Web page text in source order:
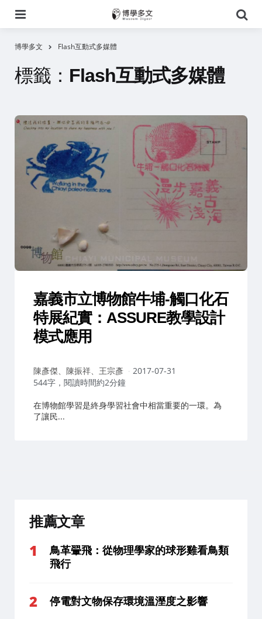
尋
博學多文 Flash互動式多媒體
標籤： Flash互動式多媒體
嘉義市立博物館牛埔-觸口化石
特展紀實：ASSURE教學設計
模式應用
作
者：
陳彥傑、陳振祥、王宗彥
2017-07-31
544字，閱讀時間約2分鐘
在博物館學習是終身學習社會中相當重要的一環。為
了讓民...
推薦文章
鳥革翬飛：從物理學家的球形雞看鳥類
飛行
停電對文物保存環境溫溼度之影響